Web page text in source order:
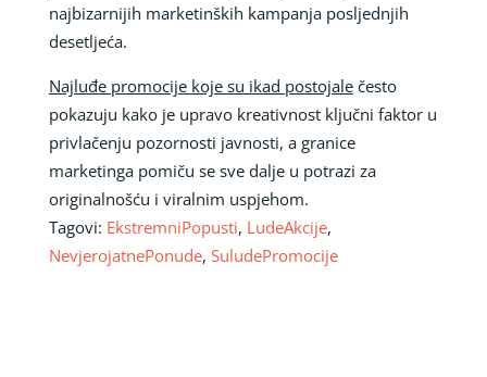
najbizarnijih marketinških kampanja posljednjih
desetljeća.
Najluđe promocije koje su ikad postojalečesto
pokazuju kako je upravo kreativnost ključni faktor u
privlačenju pozornosti javnosti, a granice
marketinga pomiču se sve dalje u potrazi za
originalnošću i viralnim uspjehom.
Tagovi: EkstremniPopusti, LudeAkcije,
NevjerojatnePonude, SuludePromocije